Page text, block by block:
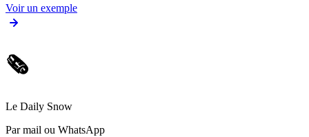
Voir un exemple
🗞️
Le Daily Snow
Par mail ou WhatsApp